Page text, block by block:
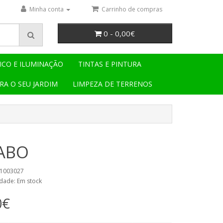
Minha conta Carrinho de compras
0 - 0,00€
E ILUMINAÇÃO TINTAS E PINTURA
O SEU JARDIM LIMPEZA DE TERRENOS
Em stock